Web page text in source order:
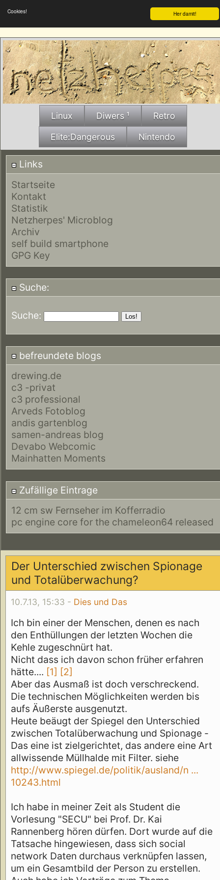
Her damit!
Cookies!
Linux Diwers ¹ Retro
Elite:Dangerous Nintendo
Links
Startseite
Kontakt
Statistik
Netzherpes' Microblog
Archiv
self build smartphone
GPG Key
Suche:
Suche:
befreundete blogs
drewing.de
c3 -privat
c3 professional
Arveds Fotoblog
andis gartenblog
samen-andreas blog
Devabo Webcomic
Mainhatten Moments
Zufällige Eintrage
12 cm sw Fernseher im Kofferradio
pc engine core for the chameleon64 released
Der Unterschied zwischen Spionage
und Totalüberwachung?
10.7.13, 15:33 - Dies und Das
Ich bin einer der Menschen, denen es nach
den Enthüllungen der letzten Wochen die
Kehle zugeschnürt hat.
Nicht dass ich davon schon früher erfahren
hätte.... [1] [2]
Aber das Ausmaß ist doch verschreckend.
Die technischen Möglichkeiten werden bis
aufs Äußerste ausgenutzt.
Heute beäugt der Spiegel den Unterschied
zwischen Totalüberwachung und Spionage -
Das eine ist zielgerichtet, das andere eine Art
allwissende Müllhalde mit Filter. siehe
http://www.spiegel.de/politik/ausland/n ...
10243.html
Ich habe in meiner Zeit als Student die
Vorlesung "SECU" bei Prof. Dr. Kai
Rannenberg hören dürfen. Dort wurde auf die
Tatsache hingewiesen, dass sich social
network Daten durchaus verknüpfen lassen,
um ein Gesamtbild der Person zu erstellen.